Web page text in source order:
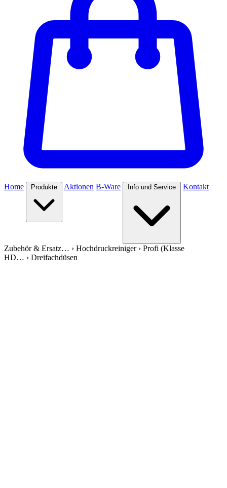
Home Produkte Aktionen B-Ware Info und Service Kontakt
Zubehör & Ersatz… › Hochdruckreiniger› Profi (Klasse
HD… › Dreifachdüsen